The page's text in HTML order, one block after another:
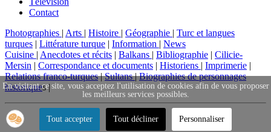
Contact
Photographies | Arts | Histoire | Géographie | Turc et langues
turques | Littérature turque | Information | News
Cuisine | Anecdotes et récits | Balkans | Bibliographie | Cilicie-
Mersin | Correspondance et documents | Historiens | Imprimerie |
Relations franco-turques|Sultans|Biographies de personnages
historiques |
En visitant ce site, vous acceptez l'utilisation de cookies afin de vous proposer
les meilleurs services possibles.
Tout accepter Tout décliner Personnaliser